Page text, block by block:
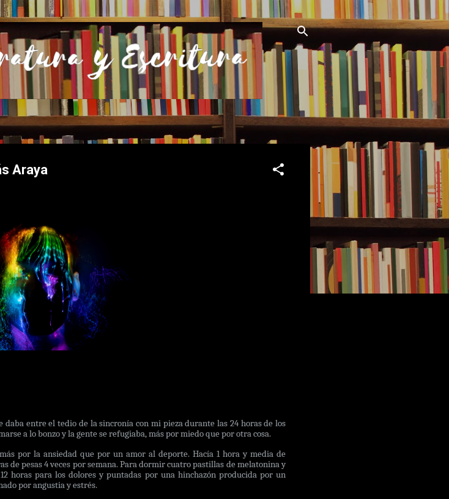
contenido principal
Araya
entre el tedio de la sincronía con mi pieza durante las 24 horas de los
a lo bonzo y la gente se refugiaba, más por miedo que por otra cosa.
por la ansiedad que por un amor al deporte. Hacía 1 hora y media de
de pesas 4 veces por semana. Para dormir cuatro pastillas de melatonina y
horas para los dolores y puntadas por una hinchazón producida por un
por angustia y estrés.